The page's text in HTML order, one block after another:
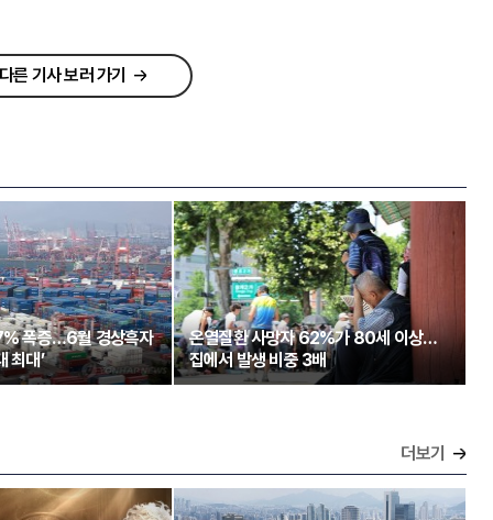
른 기사 보러 가기
폭증…6월 경상흑자
최대’
온열질환 사망자 62%가 80세 이상…
집에서 발생 비중 3배
더보기